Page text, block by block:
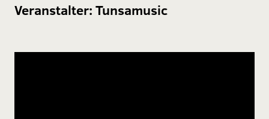
Veranstalter: Tunsamusic